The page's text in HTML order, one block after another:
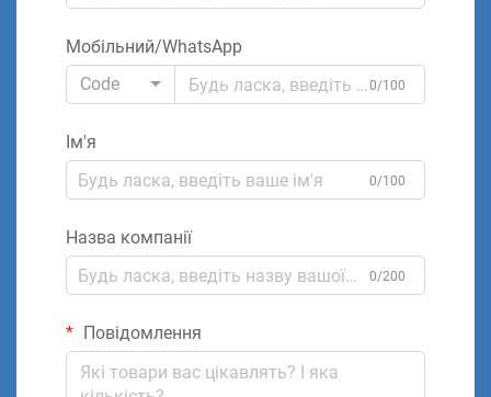
Мобільний/WhatsApp
Code
0/100
Ім'я
0/100
Назва компанії
0/200
Повідомлення